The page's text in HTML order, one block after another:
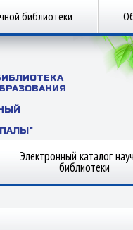
библиотеки
Электронный каталог
библиотеки